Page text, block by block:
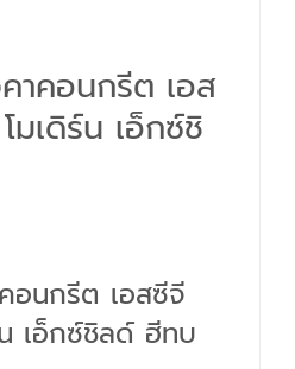
าคอนกรีต เอส
เดิร์น เอ็กซ์ชิ
อนกรีต เอสซีจี
เอ็กซ์ชิลด์ ฮีทบ